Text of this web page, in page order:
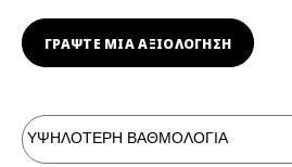
ΓΡΆΨΤΕ ΜΙΑ ΑΞΙΟΛΟΓΗΣΗ